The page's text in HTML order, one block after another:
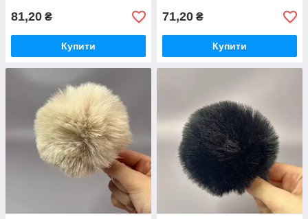
81,20 ₴
Купити
71,20 ₴
Купити